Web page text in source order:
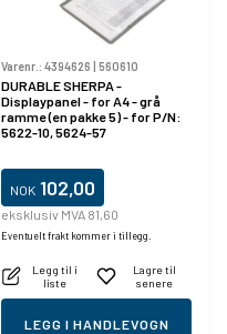
Varenr.: 4394626 | 560610
DURABLE SHERPA -
Displaypanel - for A4 - grå
ramme (en pakke 5) - for P/N:
5622-10, 5624-57
NOK 102,00
eksklusiv MVA 81,60
Eventuelt frakt kommer i tillegg.
Legg til i
liste
Lagre til
senere
LEGG I HANDLEVOGN